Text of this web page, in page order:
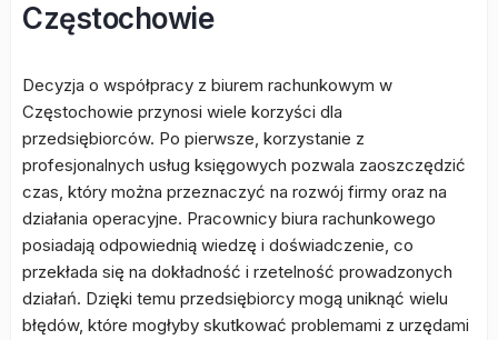
Częstochowie
Decyzja o współpracy z biurem rachunkowym w
Częstochowie przynosi wiele korzyści dla
przedsiębiorców. Po pierwsze, korzystanie z
profesjonalnych usług księgowych pozwala zaoszczędzić
czas, który można przeznaczyć na rozwój firmy oraz na
działania operacyjne. Pracownicy biura rachunkowego
posiadają odpowiednią wiedzę i doświadczenie, co
przekłada się na dokładność i rzetelność prowadzonych
działań. Dzięki temu przedsiębiorcy mogą uniknąć wielu
błędów, które mogłyby skutkować problemami z urzędami